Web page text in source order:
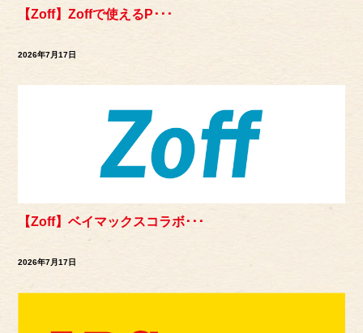
【Zoff】Zoffで使えるP･･･
2026年7月17日
【Zoff】ベイマックスコラボ･･･
2026年7月17日